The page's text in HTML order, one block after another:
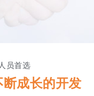
员首选
成长的开发